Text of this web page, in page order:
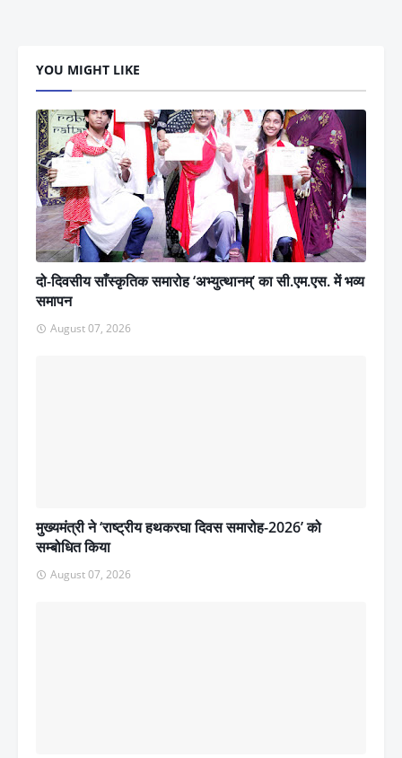
YOU MIGHT LIKE
दो-दिवसीय साँस्कृतिक समारोह ‘अभ्युत्थानम्’ का सी.एम.एस. में भव्य
समापन
August 07, 2026
मुख्यमंत्री ने ‘राष्ट्रीय हथकरघा दिवस समारोह-2026’ को
सम्बोधित किया
August 07, 2026